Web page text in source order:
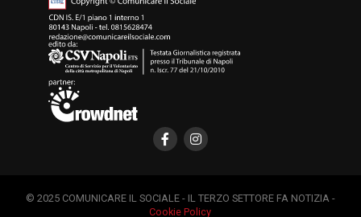
© 2025 COMUNICARE IL SOCIALE - IL TERZO SETTORE FA NOTIZIA -
Cookie Policy